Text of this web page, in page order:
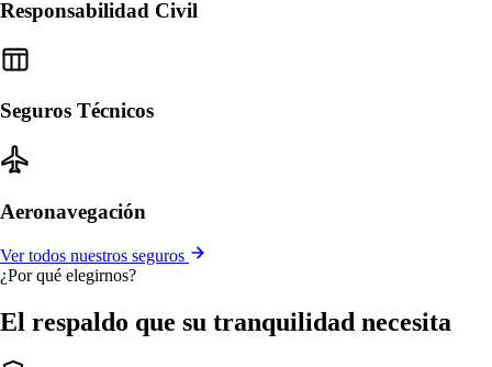
Responsabilidad Civil
Seguros Técnicos
Aeronavegación
Ver todos nuestros seguros
¿Por qué elegirnos?
El respaldo que su tranquilidad necesita